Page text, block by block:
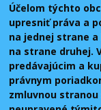
Účelom týchto
upresniť práva a
na jednej strane
na strane druhej.
predávajúcim a
právnym
zmluvnou